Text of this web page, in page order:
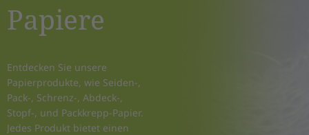
Papiere
Entdecken Sie unsere
Papierprodukte, wie Seiden-,
Pack-, Schrenz-, Abdeck-,
Stopf-, und Packkrepp-Papier.
Jedes Produkt bietet einen